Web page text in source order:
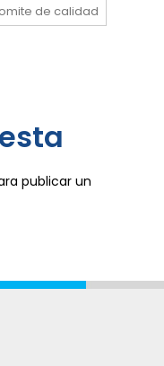
de calidad
publicar un